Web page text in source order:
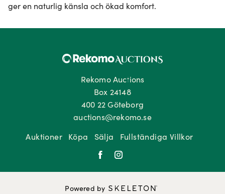
ger en naturlig känsla och ökad komfort.
Rekomo Auctions
Box 24148
400 22 Göteborg
auctions@rekomo.se
Auktioner
Köpa Sälja Fullständiga Villkor
Powered by